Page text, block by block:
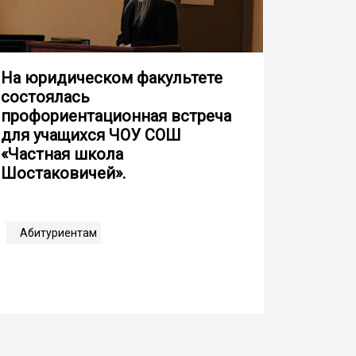
На юридическом факультете
состоялась
профориентационная встреча
для учащихся ЧОУ СОШ
«Частная школа
Шостаковичей».
Абитуриентам